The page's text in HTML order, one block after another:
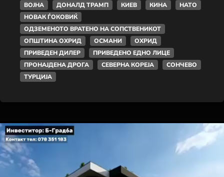
ВОЈНА
ДОНАЛД ТРАМП КИЕВ КИНА
НАТО
НОВАК ЃОКОВИЌ
ОДЗЕМЕНОТО ВРАТЕНО НА СОПСТВЕНИКОТ
ОПШТИНА ОХРИД
ОСМАНИ
ОХРИД
ПРИВЕДЕН ДИЛЕР
ПРИВЕДЕНО ЕДНО ЛИЦЕ
ПРОНАЈДЕНА ДРОГА
СЕВЕРНА КОРЕЈА
СОНЧЕВО
ТУРЦИЈА